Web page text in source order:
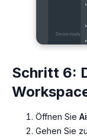
Schritt 6:
Öffnen Sie
Gehen Sie zu